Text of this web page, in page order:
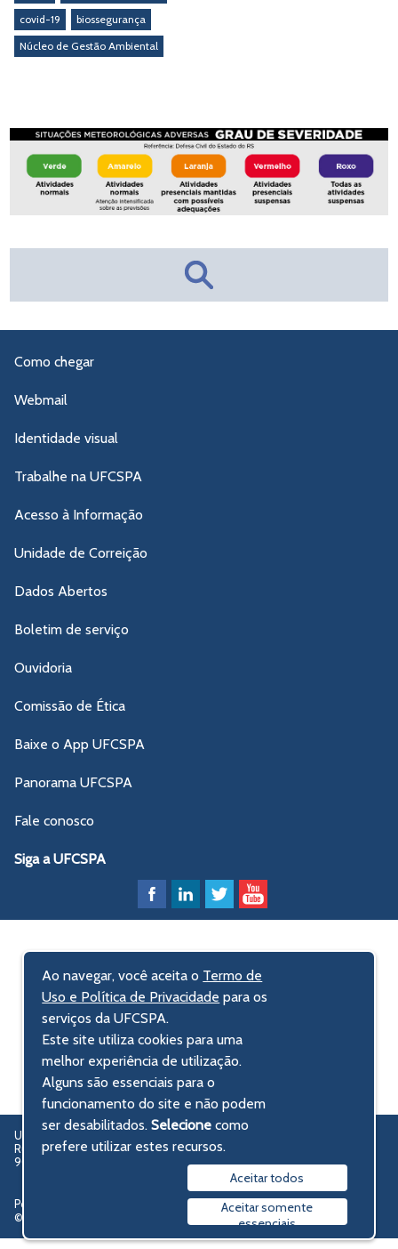
covid-19
biossegurança
Núcleo de Gestão Ambiental
Como chegar
Webmail
Identidade visual
Trabalhe na UFCSPA
Acesso à Informação
Unidade de Correição
Dados Abertos
Boletim de serviço
Ouvidoria
Comissão de Ética
Baixe o App UFCSPA
Panorama UFCSPA
Fale conosco
Siga a UFCSPA
UFCSPA – Universidade Federal de Ciências da Saúde de Porto Alegre
Rua Sarmento Leite, 245 - Centro Histórico
90050-170 Porto Alegre, RS, Brasil
Política de privacidade
© 2009-2026 UFCSPA
Ao navegar, você aceita o Termo de
Uso e Política de Privacidade para os
serviços da UFCSPA.
Este site utiliza cookies para uma
melhor experiência de utilização.
Alguns são essenciais para o
funcionamento do site e não podem
ser desabilitados.Selecionecomo
prefere utilizar estes recursos.
Aceitar todos
Aceitar somente
essenciais